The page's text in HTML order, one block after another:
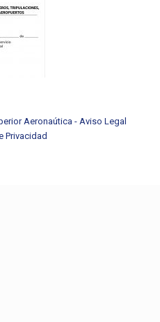
Aeronaútica - Aviso Legal
Privacidad